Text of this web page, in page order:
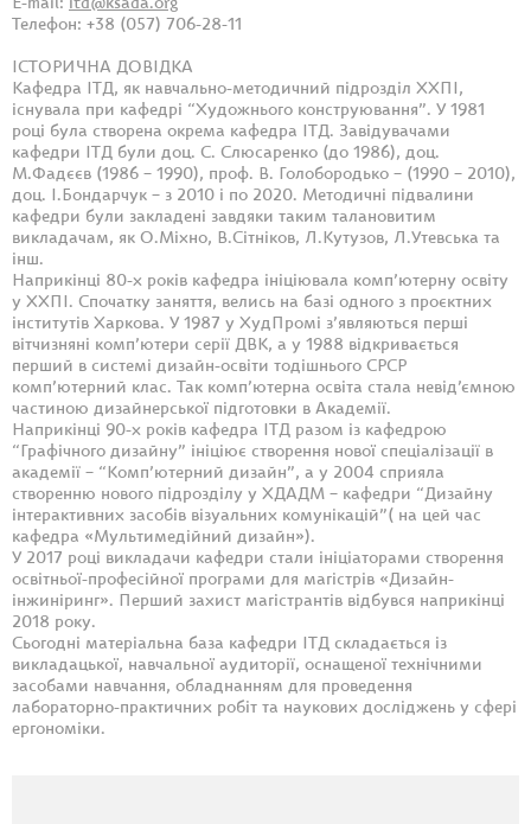
E-mail: itd@ksada.org
Телефон: +38 (057) 706-28-11
ІСТОРИЧНА ДОВІДКА
Кафедра ІТД, як навчально-методичний підрозділ ХХПІ,
існувала при кафедрі “Художнього конструювання”. У 1981
році була створена окрема кафедра ІТД. Завідувачами
кафедри ІТД були доц. С. Слюсаренко (до 1986), доц.
М.Фадєєв (1986 – 1990), проф. В. Голобородько – (1990 – 2010),
доц. І.Бондарчук – з 2010 і по 2020. Методичні підвалини
кафедри були закладені завдяки таким талановитим
викладачам, як О.Міхно, В.Сітніков, Л.Кутузов, Л.Утевська та
інш.
Наприкінці 80-х років кафедра ініціювала комп’ютерну освіту
у ХХПІ. Спочатку заняття, велись на базі одного з проєктних
інститутів Харкова. У 1987 у ХудПромі з’являються перші
вітчизняні комп’ютери серії ДВК, а у 1988 відкривається
перший в системі дизайн-освіти тодішнього СРСР
комп’ютерний клас. Так комп’ютерна освіта стала невід’ємною
частиною дизайнерської підготовки в Академії.
Наприкінці 90-х років кафедра ІТД разом із кафедрою
“Графічного дизайну” ініціює створення нової спеціалізації в
академії – “Комп’ютерний дизайн”, а у 2004 сприяла
створенню нового підрозділу у ХДАДМ – кафедри “Дизайну
інтерактивних засобів візуальних комунікацій”( на цей час
кафедра «Мультимедійний дизайн»).
У 2017 році викладачи кафедри стали ініціаторами створення
освітньої-професійної програми для магістрів «Дизайн-
інжиніринг». Перший захист магістрантів відбувся наприкінці
2018 року.
Сьогодні матеріальна база кафедри ІТД складається із
викладацької, навчальної аудиторії, оснащеної технічними
засобами навчання, обладнанням для проведення
лабораторно-практичних робіт та наукових досліджень у сфері
ергономіки.